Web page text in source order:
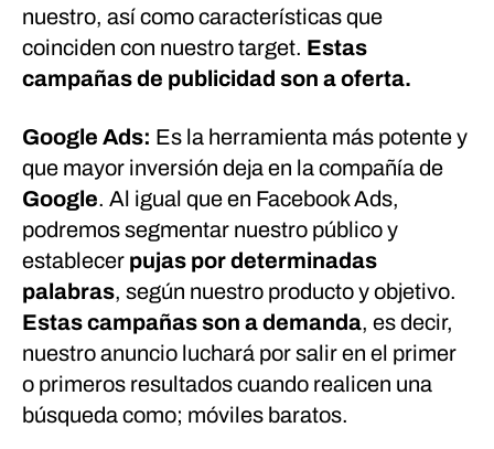
nuestro, así como características que
coinciden con nuestro target. Estas
campañas de publicidad son a oferta.
Google Ads: Es la herramienta más potente y
que mayor inversión deja en la compañía de
Google. Al igual que en Facebook Ads,
podremos segmentar nuestro público y
establecer pujas por determinadas
palabras, según nuestro producto y objetivo.
Estas campañas son a demanda, es decir,
nuestro anuncio luchará por salir en el primer
o primeros resultados cuando realicen una
búsqueda como; móviles baratos.